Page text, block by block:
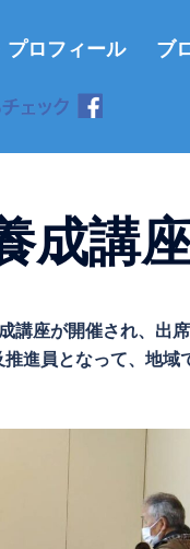
プロフィール ブ
成講
講座が開催され、出
進員となって、地域